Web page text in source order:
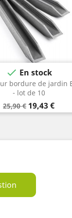
bordure de jardin
- lot de 10
Prix
de
25,90 € Prix
19,43 €
 En stock
Gris